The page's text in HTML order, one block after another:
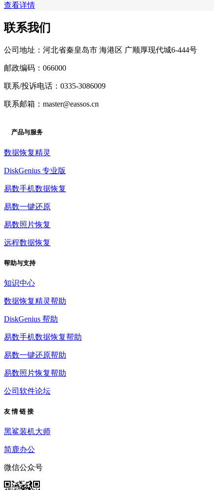
查看详情
联系我们
公司地址： 河北省秦皇岛市 海港区 广顺厚现代城6-444号
邮政编码： 066000
联系/投诉电话： 0335-3086009
联系邮箱： master@eassos.cn
地址：河北省秦皇岛市 海港区 广顺厚现
产品与服务
数据恢复精灵
DiskGenius 专业版
易数手机数据恢复
易数一键还原
易数照片恢复
远程数据恢复
帮助与支持
知识中心
数据恢复精灵帮助
DiskGenius 帮助
易数手机数据恢复帮助
易数一键还原帮助
易数照片恢复帮助
公司软件论坛
友 情 链 接
黑鲨装机大师
简鹿办公
微信公众号